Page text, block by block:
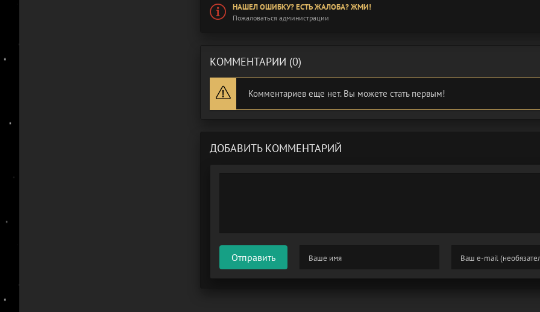
НАШЕЛ ОШИБКУ? ЕСТЬ ЖАЛОБА? ЖМИ!
Пожаловаться администрации
КОММЕНТАРИИ (0)
Комментариев еще нет. Вы можете стать первым!
ДОБАВИТЬ КОММЕНТАРИЙ
Отправить